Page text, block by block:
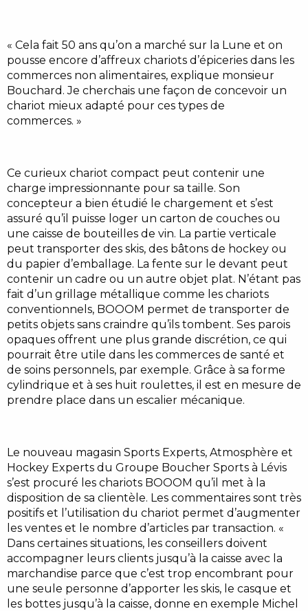
« Cela fait 50 ans qu’on a marché sur la Lune et on
pousse encore d’affreux chariots d’épiceries dans les
commerces non alimentaires, explique monsieur
Bouchard. Je cherchais une façon de concevoir un
chariot mieux adapté pour ces types de
commerces. »
Ce curieux chariot compact peut contenir une
charge impressionnante pour sa taille. Son
concepteur a bien étudié le chargement et s’est
assuré qu’il puisse loger un carton de couches ou
une caisse de bouteilles de vin. La partie verticale
peut transporter des skis, des bâtons de hockey ou
du papier d’emballage. La fente sur le devant peut
contenir un cadre ou un autre objet plat. N’étant pas
fait d’un grillage métallique comme les chariots
conventionnels, BOOOM permet de transporter de
petits objets sans craindre qu’ils tombent. Ses parois
opaques offrent une plus grande discrétion, ce qui
pourrait être utile dans les commerces de santé et
de soins personnels, par exemple. Grâce à sa forme
cylindrique et à ses huit roulettes, il est en mesure de
prendre place dans un escalier mécanique.
Le nouveau magasin Sports Experts, Atmosphère et
Hockey Experts du Groupe Boucher Sports à Lévis
s’est procuré les chariots BOOOM qu’il met à la
disposition de sa clientèle. Les commentaires sont très
positifs et l’utilisation du chariot permet d’augmenter
les ventes et le nombre d’articles par transaction. «
Dans certaines situations, les conseillers doivent
accompagner leurs clients jusqu’à la caisse avec la
marchandise parce que c’est trop encombrant pour
une seule personne d’apporter les skis, le casque et
les bottes jusqu’à la caisse, donne en exemple Michel